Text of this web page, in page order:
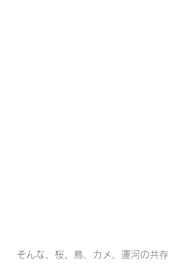
そんな、桜、鳥、カメ、運河の共存